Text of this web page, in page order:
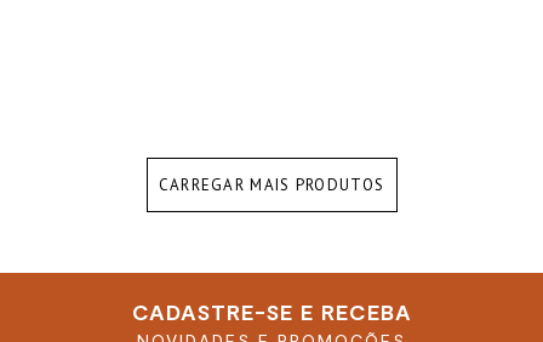
CARREGAR MAIS PRODUTOS
CADASTRE-SE E RECEBA